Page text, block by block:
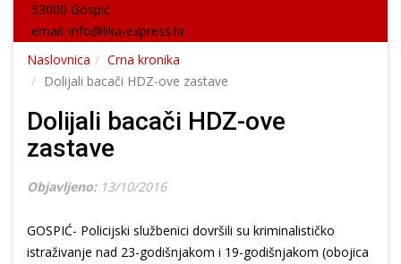
53000 Gospić
email: info@lika-express.hr
Naslovnica
Crna kronika
Dolijali bacači HDZ-ove zastave
Dolijali bacači HDZ-ove
zastave
Objavljeno: 13/10/2016
GOSPIĆ- Policijski službenici dovršili su kriminalističko
istraživanje nad 23-godišnjakom i 19-godišnjakom (obojica